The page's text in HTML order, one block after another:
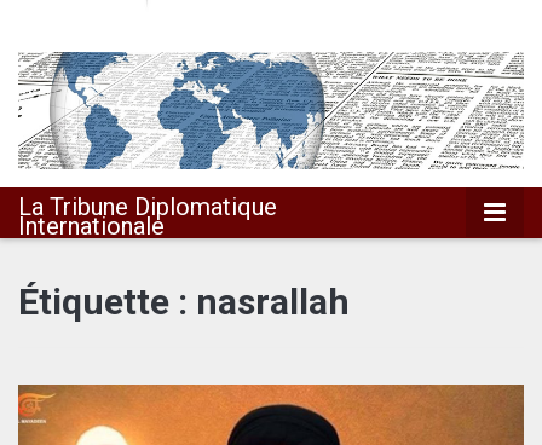
La Tribune
Diplomatique
Internationale
La Tribune Diplomatique
Internationale
Étiquette : nasrallah